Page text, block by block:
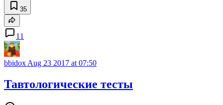
35
11
bbidox Aug 23 2017 at 07:50
Тавтологические тесты